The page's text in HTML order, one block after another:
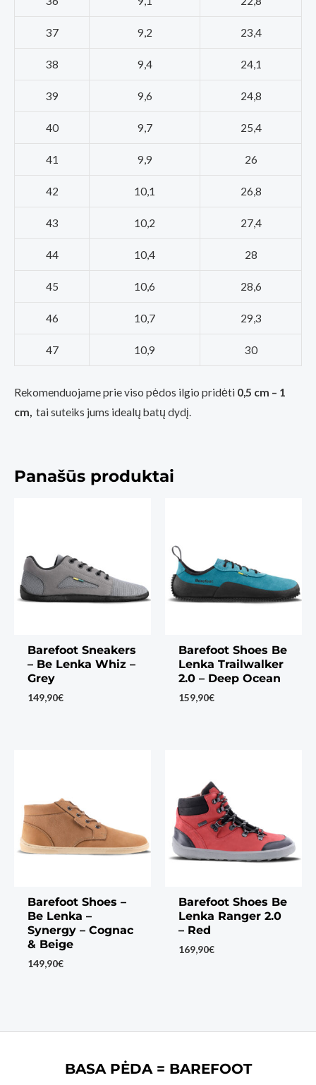
37 9,2 23,4
38 9,4 24,1
39 9,6 24,8
40 9,7 25,4
41 9,9 26
42 10,1 26,8
43 10,2 27,4
44 10,4 28
45 10,6 28,6
46 10,7 29,3
47 10,9 30
Rekomenduojame prie viso pėdos ilgio pridėti 0,5 cm – 1
cm, tai suteiks jums idealų batų dydį.
Panašūs produktai
Barefoot Sneakers
– Be Lenka Whiz –
Grey
149,90€
Barefoot Shoes Be
Lenka Trailwalker
2.0 – Deep Ocean
159,90€
Barefoot Shoes –
Be Lenka –
Synergy – Cognac
& Beige
149,90€
Barefoot Shoes Be
Lenka Ranger 2.0
– Red
169,90€
BASA PĖDA = BAREFOOT